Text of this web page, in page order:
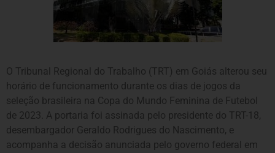
O Tribunal Regional do Trabalho (TRT) em Goiás alterou seu
horário de funcionamento durante os dias de jogos da
seleção brasileira na Copa do Mundo Feminina de Futebol
de 2023. A portaria foi assinada pelo presidente do TRT-18,
desembargador Geraldo Rodrigues do Nascimento, e
acompanha a decisão anunciada pelo governo federal em